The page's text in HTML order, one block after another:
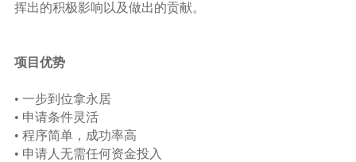
挥出的积极影响以及做出的贡献。
项目优势
• 一步到位拿永居
• 申请条件灵活
• 程序简单，成功率高
• 申请人无需任何资金投入